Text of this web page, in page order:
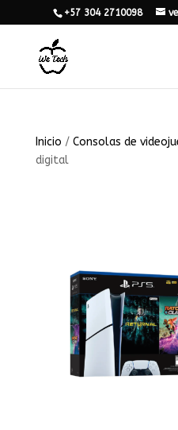
+57 304 2710098
Inicio / Consolas de
digital